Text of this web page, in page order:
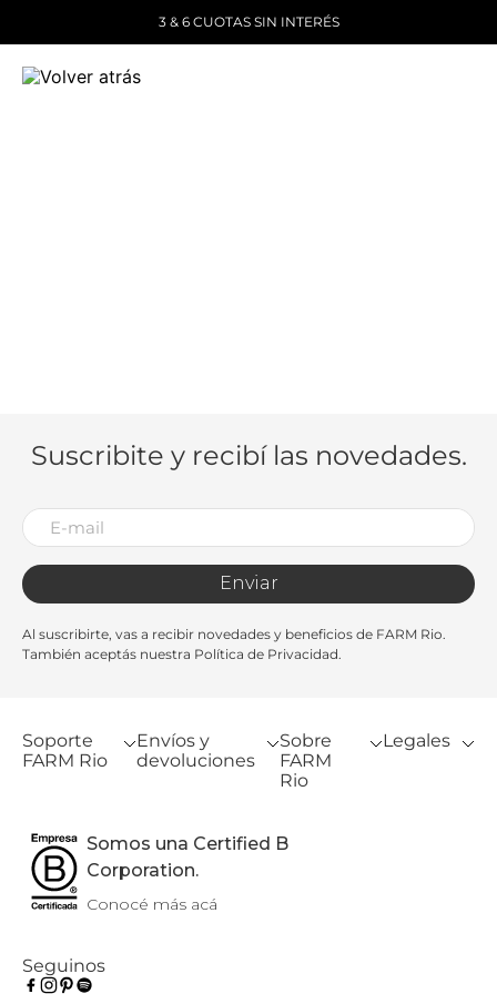
3 & 6 CUOTAS SIN INTERÉS
Suscribite y recibí las novedades.
Enviar
Al suscribirte, vas a recibir novedades y beneficios de FARM Rio.
También aceptás nuestra Política de Privacidad.
Soporte
FARM Rio
Envíos y
devoluciones
Sobre
FARM
Rio
Legales
Somos una Certified B
Corporation.
Conocé más acá
Seguinos